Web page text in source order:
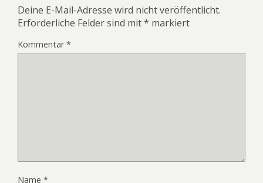
Deine E-Mail-Adresse wird nicht veröffentlicht.
Erforderliche Felder sind mit* markiert
Kommentar*
Name *